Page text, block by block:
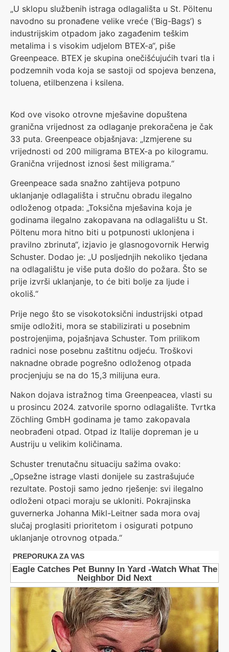
„U sklopu službenih istraga odlagališta u St. Pöltenu
navodno su pronađene velike vreće (‘Big-Bags’) s
industrijskim otpadom jako zagađenim teškim
metalima i s visokim udjelom BTEX-a“, piše
Greenpeace. BTEX je skupina onečišćujućih tvari tla i
podzemnih voda koja se sastoji od spojeva benzena,
toluena, etilbenzena i ksilena.
Kod ove visoko otrovne mješavine dopuštena
granična vrijednost za odlaganje prekoračena je čak
33 puta. Greenpeace objašnjava: „Izmjerene su
vrijednosti od 200 miligrama BTEX-a po kilogramu.
Granična vrijednost iznosi šest miligrama.“
Greenpeace sada snažno zahtijeva potpuno
uklanjanje odlagališta i stručnu obradu ilegalno
odloženog otpada: „Toksična mješavina koja je
godinama ilegalno zakopavana na odlagalištu u St.
Pöltenu mora hitno biti u potpunosti uklonjena i
pravilno zbrinuta“, izjavio je glasnogovornik Herwig
Schuster. Dodao je: „U posljednjih nekoliko tjedana
na odlagalištu je više puta došlo do požara. Što se
prije izvrši uklanjanje, to će biti bolje za ljude i
okoliš.“
Prije nego što se visokotoksični industrijski otpad
smije odložiti, mora se stabilizirati u posebnim
postrojenjima, pojašnjava Schuster. Tom prilikom
radnici nose posebnu zaštitnu odjeću. Troškovi
naknadne obrade pogrešno odloženog otpada
procjenjuju se na do 15,3 milijuna eura.
Nakon dojava istražnog tima Greenpeacea, vlasti su
u prosincu 2024. zatvorile sporno odlagalište. Tvrtka
Zöchling GmbH godinama je tamo zakopavala
neobrađeni otpad. Otpad iz Italije dopreman je u
Austriju u velikim količinama.
Schuster trenutačnu situaciju sažima ovako:
„Opsežne istrage vlasti donijele su zastrašujuće
rezultate. Postoji samo jedno rješenje: svi ilegalno
odloženi otpaci moraju se ukloniti. Pokrajinska
guvernerka Johanna Mikl-Leitner sada mora ovaj
slučaj proglasiti prioritetom i osigurati potpuno
uklanjanje otrovnog otpada.“